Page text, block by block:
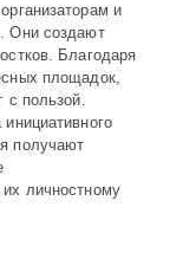
и
Они создают
Благодаря
площадок,
с пользой.
получают
личностному